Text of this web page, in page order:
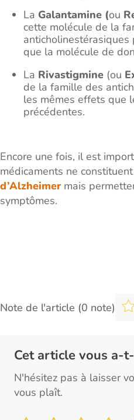
La Galantamine (ou
cette molécule de la
que la molécule de
La Rivastigmine (ou
de la famille des
les mêmes effets que
précédentes.
Encore une fois, il est
médicaments ne
d’Alzheimermais
symptômes.
Note de l'article (0 note)
Cet article vous a-
N'hésitez pas à laisser
vous plaît.